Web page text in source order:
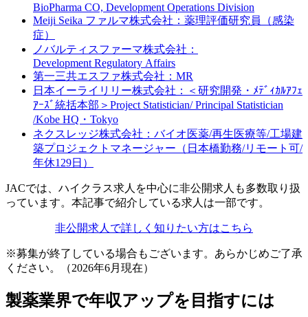
BioPharma CO, Development Operations Division
Meiji Seika ファルマ株式会社：薬理評価研究員（感染
症）
ノバルティスファーマ株式会社：
Development Regulatory Affairs
第一三共エスファ株式会社：MR
日本イーライリリー株式会社：＜研究開発・ﾒﾃﾞｨｶﾙｱﾌｪ
ｱｰｽﾞ統括本部＞Project Statistician/ Principal Statistician
/Kobe HQ・Tokyo
ネクスレッジ株式会社：バイオ医薬/再生医療等/工場建
築プロジェクトマネージャー（日本橋勤務/リモート可/
年休129日）
JACでは、ハイクラス求人を中心に非公開求人も多数取り扱
っています。本記事で紹介している求人は一部です。
非公開求人で詳しく知りたい方はこちら
※募集が終了している場合もございます。あらかじめご了承
ください。（2026年6月現在）
製薬業界で年収アップを目指すには